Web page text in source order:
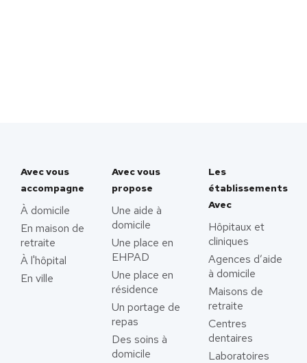
Avec vous
accompagne
À domicile
En maison de
retraite
À l'hôpital
En ville
Avec vous
propose
Une aide à
domicile
Une place en
EHPAD
Une place en
résidence
Un portage de
repas
Des soins à
domicile
Les
établissements
Avec
Hôpitaux et
cliniques
Agences d’aide
à domicile
Maisons de
retraite
Centres
dentaires
Laboratoires